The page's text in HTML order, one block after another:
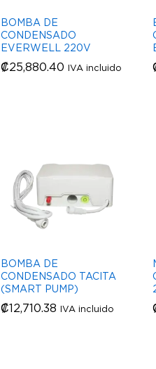
BOMBA DE
CONDENSADO
EVERWELL 220V
₡25,880.40 IVA incluido
₡25,880.40
BOMBA DE
CONDENSADO TACITA
(SMART PUMP)
₡12,710.38 IVA incluido
₡12,710.38